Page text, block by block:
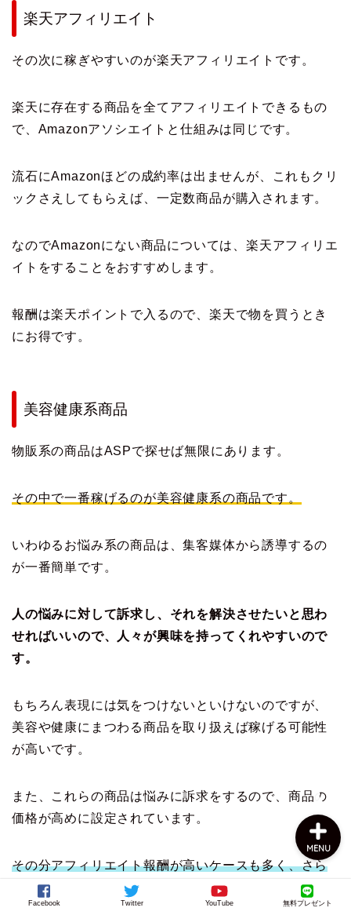
楽天アフィリエイト
その次に稼ぎやすいのが楽天アフィリエイトです。
楽天に存在する商品を全てアフィリエイトできるもの
で、Amazonアソシエイトと仕組みは同じです。
流石にAmazonほどの成約率は出ませんが、これもクリ
ックさえしてもらえば、一定数商品が購入されます。
なのでAmazonにない商品については、楽天アフィリエ
イトをすることをおすすめします。
報酬は楽天ポイントで入るので、楽天で物を買うとき
にお得です。
美容健康系商品
物販系の商品はASPで探せば無限にあります。
その中で一番稼げるのが美容健康系の商品です。
いわゆるお悩み系の商品は、集客媒体から誘導するの
が一番簡単です。
人の悩みに対して訴求し、それを解決させたいと思わ
せればいいので、人々が興味を持ってくれやすいので
す。
もちろん表現には気をつけないといけないのですが、
美容や健康にまつわる商品を取り扱えば稼げる可能性
が高いです。
また、これらの商品は悩みに訴求をするので、商品の
価格が高めに設定されています。
その分アフィリエイト報酬が高いケースも多く、さら
にリピートすることが前提の商品がほとんどのため、
継続的な報酬が手に入ります。
Facebook Twitter YouTube 無料プレゼント
MENU
上田公式メルマガ